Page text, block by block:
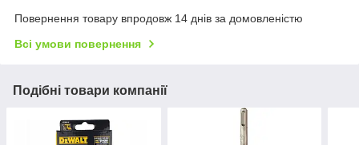
Повернення товару впродовж 14 днів за домовленістю
Всі умови повернення
Подібні товари компанії